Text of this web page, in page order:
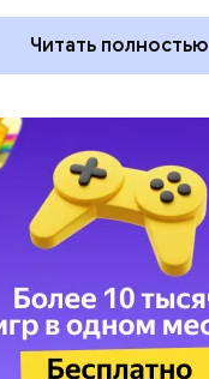
Читать полностью